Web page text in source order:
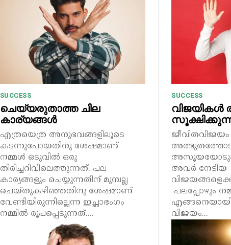
SUCCESS
ചെയ്യരുതാത്ത ചില
കാര്യങ്ങൾ
എത്രയെത്ര അനുഭവങ്ങളിലൂടെ
കടന്നുപോയതിനു ശേഷമാണ്
നമ്മൾ ഒടുവിൽ ഒരു
തിരിച്ചറിവിലെത്തുന്നത്. പല
കാര്യങ്ങളും ചെയ്യുന്നതിന് മുമ്പല്ല
ചെയ്തുകഴിഞ്ഞതിനു ശേഷമാണ്
വേണ്ടിയിരുന്നില്ലെന്ന ഇച്ഛാഭംഗം
നമ്മിൽ രൂപപ്പെടുന്നത്....
SUCCESS
വിജയികൾ
അസൂയയോടും
അവർ നേടിയ
പലപ്പോഴും
വിജയം...